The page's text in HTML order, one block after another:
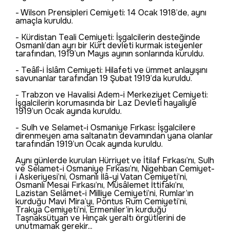
- Wilson Prensipleri Cemiyeti: 14 Ocak 1918’de, aynı
amaçla kuruldu.
- Kürdistan Teali Cemiyeti: İşgalcilerin desteğinde
Osmanlı’dan ayrı bir Kürt devleti kurmak isteyenler
tarafından, 1919’un Mayıs ayının sonlarında kuruldu.
- Teâlî-i İslâm Cemiyeti: Hilafeti ve ümmet anlayışını
savunanlar tarafından 19 Şubat 1919’da kuruldu.
- Trabzon ve Havalisi Adem-i Merkeziyet Cemiyeti:
İşgalcilerin korumasında bir Laz Devleti hayaliyle
1919’un Ocak ayında kuruldu.
- Sulh ve Selamet-i Osmaniye Fırkası: İşgalcilere
direnmeyen ama saltanatın devamından yana olanlar
tarafından 1919’un Ocak ayında kuruldu.
Aynı günlerde kurulan Hürriyet ve İtilaf Fırkası’nı, Sulh
ve Selamet-i Osmaniye Fırkası’nı, Nigehban Cemiyet-
i Askeriyesi’ni, Osmanlı İlâ-yi Vatan Cemiyeti’ni,
Osmanlı Mesai Fırkası’nı, Müsâlemet İttifakı’nı,
Lazistan Selâmet-i Milliye Cemiyeti’ni, Rumlar’ın
kurduğu Mavi Mira’yı, Pontus Rum Cemiyeti’ni,
Trakya Cemiyeti’ni, Ermeniler’in kurduğu
Taşnaksütyan ve Hınçak yeraltı örgütlerini de
unutmamak gerekir...